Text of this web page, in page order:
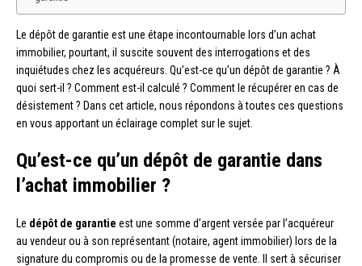
Le dépôt de garantie est une étape incontournable lors d’un achat
immobilier, pourtant, il suscite souvent des interrogations et des
inquiétudes chez les acquéreurs. Qu’est-ce qu’un dépôt de garantie ? À
quoi sert-il ? Comment est-il calculé ? Comment le récupérer en cas de
désistement ? Dans cet article, nous répondons à toutes ces questions
en vous apportant un éclairage complet sur le sujet.
Qu’est-ce qu’un dépôt de garantie dans
l’achat immobilier ?
Le dépôt de garantie est une somme d’argent versée par l’acquéreur
au vendeur ou à son représentant (notaire, agent immobilier) lors de la
signature du compromis ou de la promesse de vente. Il sert à sécuriser